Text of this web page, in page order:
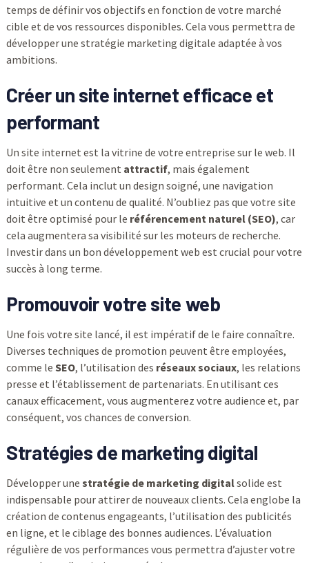
temps de définir vos objectifs en fonction de votre marché
cible et de vos ressources disponibles. Cela vous permettra de
développer une stratégie marketing digitale adaptée à vos
ambitions.
Créer un site internet efficace et
performant
Un site internet est la vitrine de votre entreprise sur le web. Il
doit être non seulement attractif, mais également
performant. Cela inclut un design soigné, une navigation
intuitive et un contenu de qualité. N’oubliez pas que votre site
doit être optimisé pour le référencement naturel (SEO), car
cela augmentera sa visibilité sur les moteurs de recherche.
Investir dans un bon développement web est crucial pour votre
succès à long terme.
Promouvoir votre site web
Une fois votre site lancé, il est impératif de le faire connaître.
Diverses techniques de promotion peuvent être employées,
comme le SEO, l’utilisation des réseaux sociaux, les relations
presse et l’établissement de partenariats. En utilisant ces
canaux efficacement, vous augmenterez votre audience et, par
conséquent, vos chances de conversion.
Stratégies de marketing digital
Développer une stratégie de marketing digitalsolide est
indispensable pour attirer de nouveaux clients. Cela englobe la
création de contenus engageants, l’utilisation des publicités
en ligne, et le ciblage des bonnes audiences. L’évaluation
régulière de vos performances vous permettra d’ajuster votre